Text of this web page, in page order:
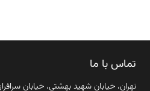
تماس با ما